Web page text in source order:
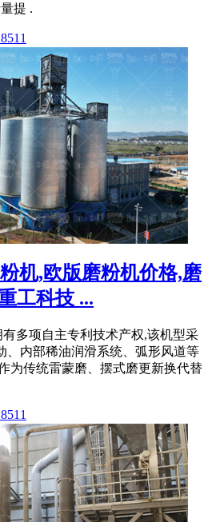
提 .
机,欧版磨粉机价格,磨
工科技 ...
多项自主专利技术产权,该机型采
、内部稀油润滑系统、弧形风道等
为传统雷蒙磨、摆式磨更新换代替